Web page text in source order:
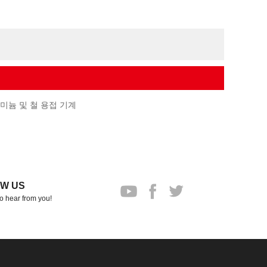
늄 및 철 용접 기계
US
hear from you!